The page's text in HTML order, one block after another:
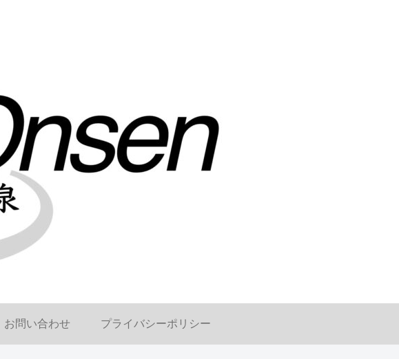
お問い合わせ プライバシーポリシー